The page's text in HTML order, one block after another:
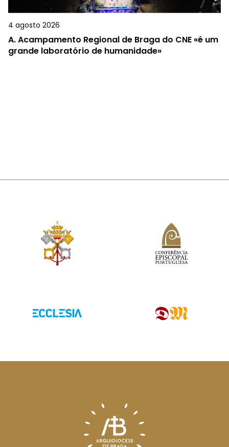
4 agosto 2026
A.Acampamento Regional de Braga do CNE «é um
grande laboratório de humanidade»